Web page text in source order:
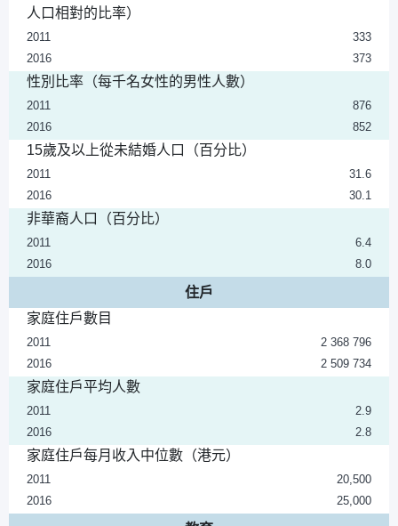
人口相對的比率）
2011
333
2016
373
性別比率（每千名女性的男性人數）
2011
876
2016
852
15歲及以上從未結婚人口（百分比）
2011
31.6
2016
30.1
非華裔人口（百分比）
2011
6.4
2016
8.0
住戶
家庭住戶數目
2011
2 368 796
2016
2 509 734
家庭住戶平均人數
2011
2.9
2016
2.8
家庭住戶每月收入中位數（港元）
2011
20,500
2016
25,000